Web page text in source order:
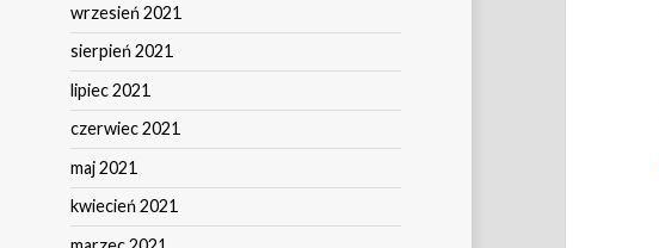
wrzesień 2021
sierpień 2021
lipiec 2021
czerwiec 2021
maj 2021
kwiecień 2021